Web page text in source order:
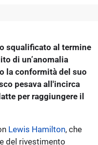
squalificato al termine
di un’anomalia
la conformità del suo
pesava all'incirca
per raggiungere il
Lewis Hamilton, che
del rivestimento